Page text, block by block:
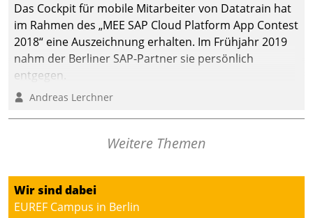
Das Cockpit für mobile Mitarbeiter von Datatrain hat
im Rahmen des „MEE SAP Cloud Platform App Contest
2018“ eine Auszeichnung erhalten. Im Frühjahr 2019
nahm der Berliner SAP-Partner sie persönlich
entgegen.
Andreas Lerchner
Weitere Themen
Wir sind dabei
EUREF Campus in Berlin